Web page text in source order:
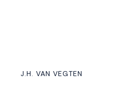
J.H. VAN VEGTEN